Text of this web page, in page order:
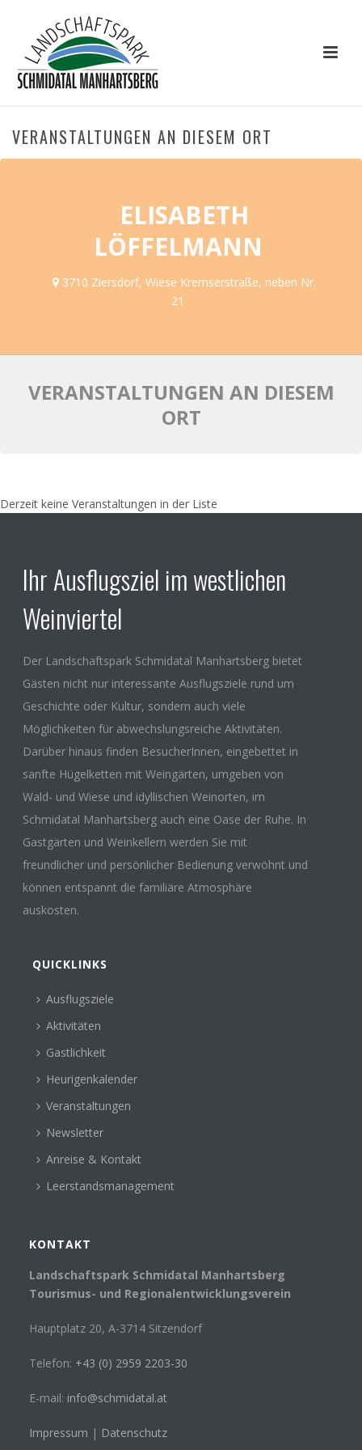
VERANSTALTUNGEN AN DIESEM ORT
ELISABETH
LÖFFELMANN
3710 Ziersdorf, Wiese Kremserstraße, neben Nr.
21
VERANSTALTUNGEN AN DIESEM
ORT
Derzeit keine Veranstaltungen in der Liste
Ihr Ausflugsziel im westlichen
Weinviertel
Der Landschaftspark Schmidatal Manhartsberg bietet
Gästen nicht nur interessante Ausflugsziele rund um
Geschichte oder Kultur, sondern auch viele
Möglichkeiten für abwechslungsreiche Aktivitäten.
Darüber hinaus finden BesucherInnen, eingebettet in
sanfte Hügelketten mit Weingärten, umgeben von
Wald- und Wiese und idyllischen Weinorten, im
Schmidatal Manhartsberg auch eine Oase der Ruhe. In
Gastgärten und Weinkellern werden Sie mit
freundlicher und persönlicher Bedienung verwöhnt und
können entspannt die familiäre Atmosphäre
auskosten.
QUICKLINKS
Ausflugsziele
Aktivitäten
Gastlichkeit
Heurigenkalender
Veranstaltungen
Newsletter
Anreise & Kontakt
Leerstandsmanagement
KONTAKT
Landschaftspark Schmidatal Manhartsberg
Tourismus- und Regionalentwicklungsverein
Hauptplatz 20, A-3714 Sitzendorf
Telefon: +43 (0) 2959 2203-30
E-mail: info@schmidatal.at
Impressum | Datenschutz